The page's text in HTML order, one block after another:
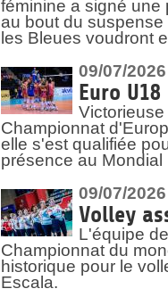
féminine a signé une
au bout du
les Bleues voudront
09/07/2026
Euro
Championnat
elle s'est qualifiée
présence au
09/07/2026
Volley
L'équipe
Championnat du
historique pour le
Escala.